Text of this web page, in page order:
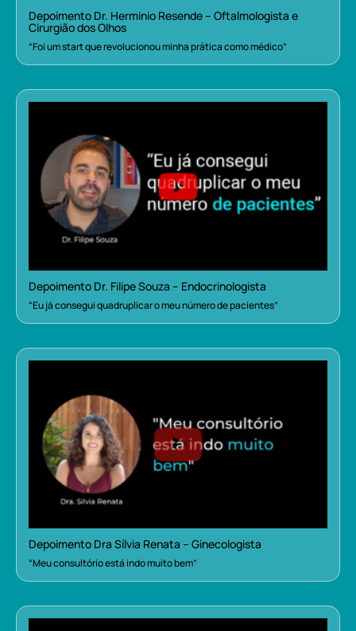
Depoimento Dr. Herminio Resende – Oftalmologista e
Cirurgião dos Olhos
“Foi um start que revolucionou minha prática como médico”
Depoimento Dr. Filipe Souza – Endocrinologista
“Eu já consegui quadruplicar o meu número de pacientes”
Depoimento Dra Sílvia Renata – Ginecologista
“Meu consultório está indo muito bem”